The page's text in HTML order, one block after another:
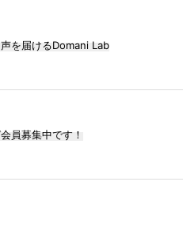
声を届けるDomani Lab
員募集中です！